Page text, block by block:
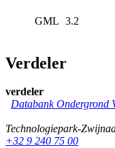
GML 3.2
Verdeler
verdeler
Databank Ondergrond
Technologiepark-
+32 9 240 75 00